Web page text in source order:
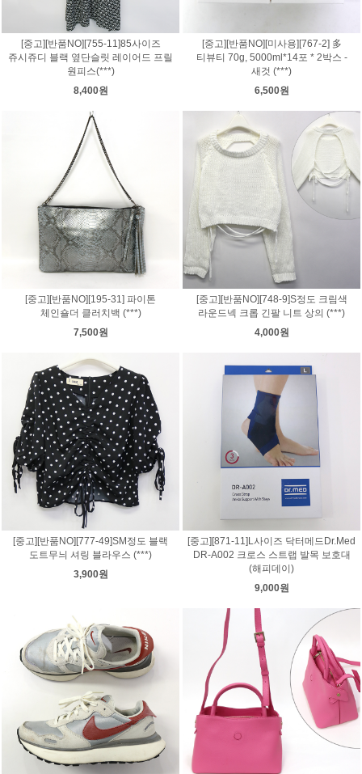
[중고][반품NO][755-11]85사이즈
쥬시쥬디 블랙 옆단슬릿 레이어드 프릴
원피스(***)
8,400원
[중고][반품NO][미사용][767-2] 多
티뷰티 70g, 5000ml*14포 * 2박스 -
새것 (***)
6,500원
[중고][반품NO][195-31] 파이톤
체인숄더 클러치백 (***)
7,500원
[중고][반품NO][748-9]S정도 크림색
라운드넥 크롭 긴팔 니트 상의 (***)
4,000원
[중고][반품NO][777-49]SM정도 블랙
도트무늬 셔링 블라우스 (***)
3,900원
[중고][871-11]L사이즈 닥터메드Dr.Med
DR-A002 크로스 스트랩 발목 보호대
(해피데이)
9,000원